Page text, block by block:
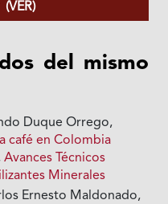
(VER)
del mismo
Duque Orrego,
café en Colombia
Avances Técnicos
Minerales
Ernesto Maldonado,